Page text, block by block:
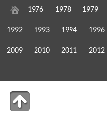
1976 1978 1979
1992 1993 1994 1996
2009 2010 2011 2012